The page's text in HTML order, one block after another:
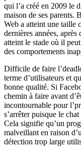
qui l’a créé en 2009 le
maison de ses parents.
Web a atteint une taille
dernières années,
atteint le stade où il
des comportements
Difficile de faire
terme d’utilisateurs et
bonne qualité. Si
chemin à faire avant
incontournable pour
s’arrêter puisque le
Cela signifie qu’un
malveillant en raison
détection trop large